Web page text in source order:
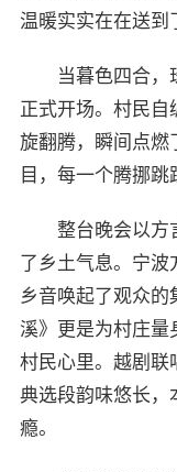
温暖实实在在送到
当暮色四合，
正式开场。村民自
旋翻腾，瞬间点燃
目，每一个腾挪跳
整台晚会以方
了乡土气息。宁波
乡音唤起了观众的
溪》更是为村庄量
村民心里。越剧联
典选段韵味悠长，
瘾。